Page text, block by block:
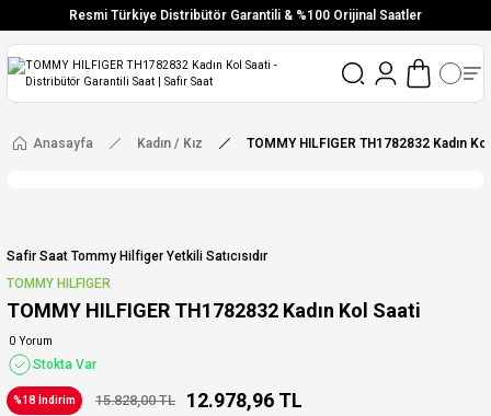
Resmi Türkiye Distribütör Garantili & %100 Orijinal Saatler
Vade Farksız 6 Taksit
Aynı Gün Stoktan Gönderim
Ücretsiz Kargo
Anasayfa Kadın / Kız TOMMY HILFIGER TH1782832 Kadın
Safir Saat Tommy Hilfiger Yetkili Satıcısıdır
TOMMY HILFIGER
TOMMY HILFIGER TH1782832 Kadın Kol Saati
0 Yorum
Stokta Var
%18 İndirim 15.828,00 TL 12.978,96 TL